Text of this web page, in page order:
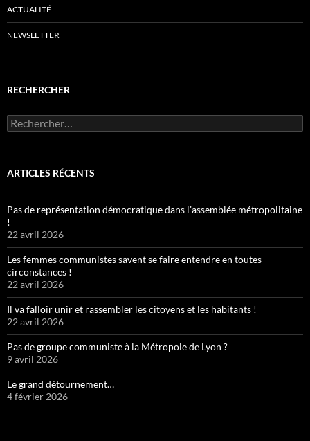
ACTUALITÉ
NEWSLETTER
RECHERCHER
Rechercher :
ARTICLES RÉCENTS
Pas de représentation démocratique dans l’assemblée métropolitaine
!
22 avril 2026
Les femmes communistes savent se faire entendre en toutes
circonstances !
22 avril 2026
Il va falloir unir et rassembler les citoyens et les habitants !
22 avril 2026
Pas de groupe communiste à la Métropole de Lyon ?
9 avril 2026
Le grand détournement…
4 février 2026